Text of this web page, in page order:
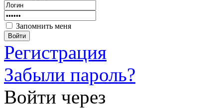
Запомнить меня
Войти
Регистрация
Забыли пароль?
Войти через